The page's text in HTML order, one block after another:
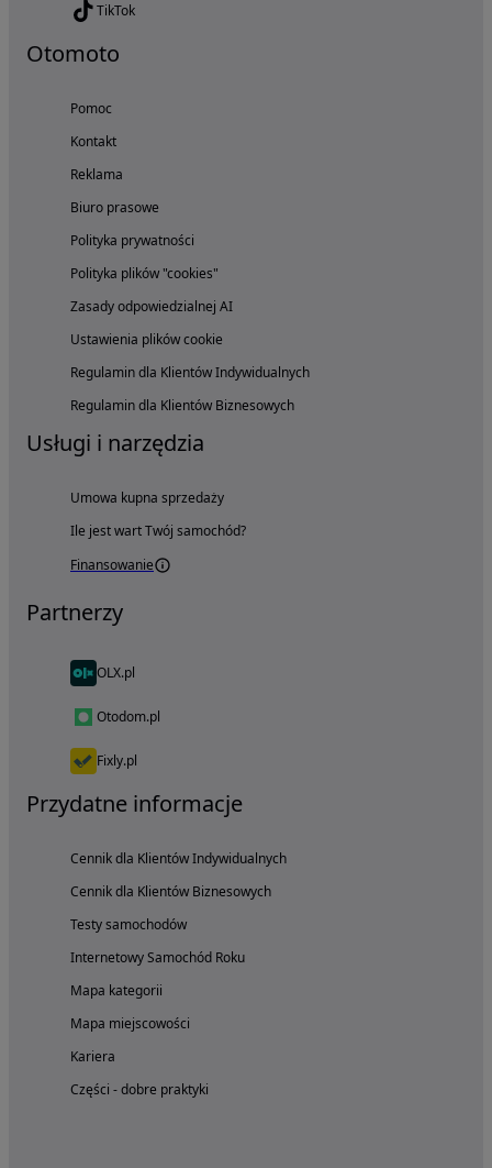
TikTok
Otomoto
Pomoc
Kontakt
Reklama
Biuro prasowe
Polityka prywatności
Polityka plików "cookies"
Zasady odpowiedzialnej AI
Ustawienia plików cookie
Regulamin dla Klientów Indywidualnych
Regulamin dla Klientów Biznesowych
Usługi i narzędzia
Umowa kupna sprzedaży
Ile jest wart Twój samochód?
Finansowanie
Partnerzy
OLX.pl
Otodom.pl
Fixly.pl
Przydatne informacje
Cennik dla Klientów Indywidualnych
Cennik dla Klientów Biznesowych
Testy samochodów
Internetowy Samochód Roku
Mapa kategorii
Mapa miejscowości
Kariera
Części - dobre praktyki